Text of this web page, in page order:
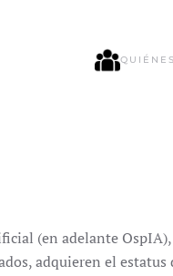
(en adelante
adquieren el